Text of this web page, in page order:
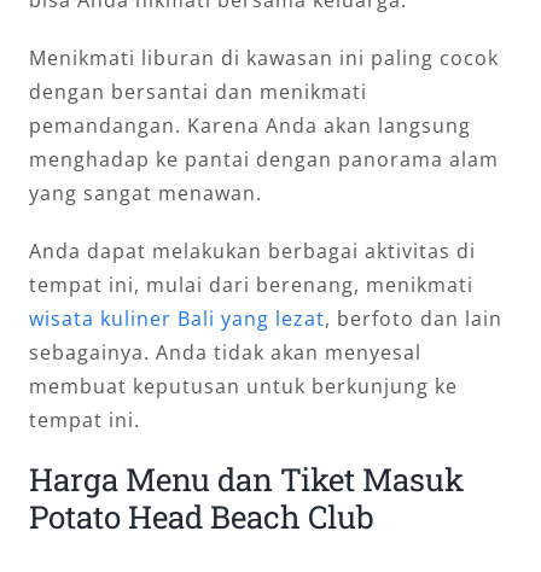
Menikmati liburan di kawasan ini paling cocok
dengan bersantai dan menikmati
pemandangan. Karena Anda akan langsung
menghadap ke pantai dengan panorama alam
yang sangat menawan.
Anda dapat melakukan berbagai aktivitas di
tempat ini, mulai dari berenang, menikmati
wisata kuliner Bali yang lezat, berfoto dan lain
sebagainya. Anda tidak akan menyesal
membuat keputusan untuk berkunjung ke
tempat ini.
Harga Menu dan Tiket Masuk
Potato Head Beach Club